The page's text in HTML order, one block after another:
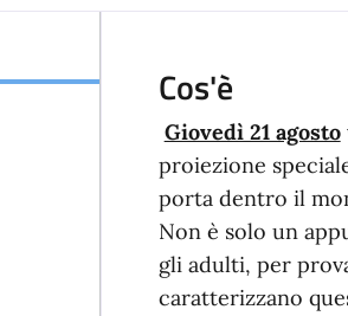
Cos'è
Giovedì 21 agosto
proiezione
porta dentro il
Non è solo un
gli adulti, per
caratterizzano